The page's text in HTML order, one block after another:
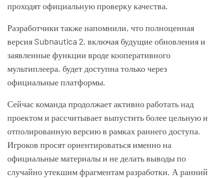
проходят официальную проверку качества.
Разработчики также напомнили, что полноценная
версияSubnautica 2, включая будущие обновления и
заявленные функции вроде кооперативного
мультиплеера, будет доступна только через
официальные платформы.
Сейчас команда продолжает активно работать над
проектом и рассчитывает выпустить более цельную и
отполированную версию в рамках раннего доступа.
Игроков просят ориентироваться именно на
официальные материалы и не делать выводы по
случайно утекшим фрагментам разработки. А ранний